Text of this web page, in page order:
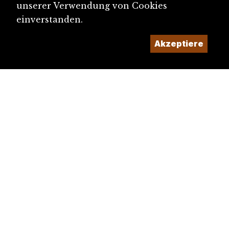
unserer Verwendung von Cookies
einverstanden.
Akzeptiere